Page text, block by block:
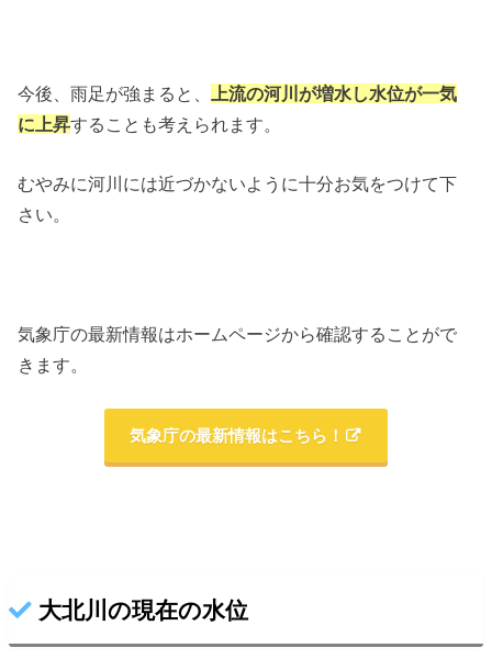
今後、雨足が強まると、
上流の河川が増水し水位が一気
に上昇することも考えられます。
むやみに河川には近づかないように十分お気をつけて下
さい。
気象庁の最新情報はホームページから確認することがで
きます。
気象庁の最新情報はこちら！
大北川の現在の水位